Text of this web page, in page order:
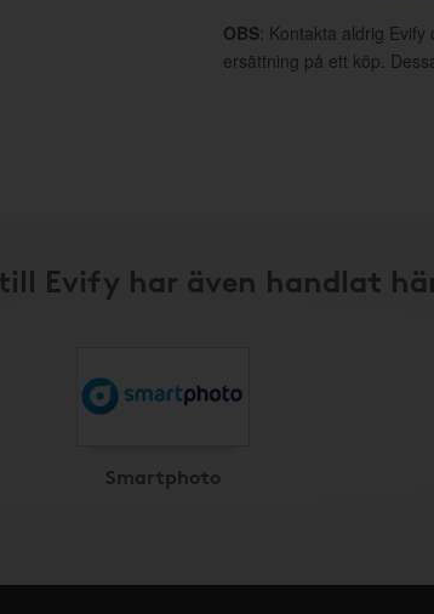
OBS: Kontakta aldrig
ersättning på ett köp.
Evify har även handlat
Smartphoto